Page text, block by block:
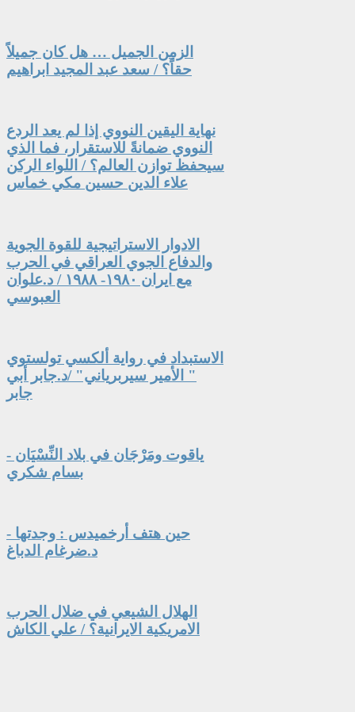
الزمن الجميل … هل كان جميلاً
حقاً؟ / سعد عبد المجيد ابراهيم
نهاية اليقين النووي إذا لم يعد الردع
النووي ضمانةً للاستقرار، فما الذي
سيحفظ توازن العالم؟ / اللواء الركن
علاء الدين حسين مكي خماس
الادوار الاستراتيجية للقوة الجوية
والدفاع الجوي العراقي في الحرب
مع ايران ١٩٨٠- ١٩٨٨ / د.علوان
العبوسي
الاستبداد في رواية ألكسي تولستوي
" الأمير سيربرياني" /د.جابر أبي
جابر
ياقوت ومَرْجَان في بلاد النِّسْيَان -
بسام شكري
حين هتف أرخميدس : وجدتها -
د.ضرغام الدباغ
الهلال الشيعي في ضلال الحرب
الامريكية الايرانية؟ / علي الكاش